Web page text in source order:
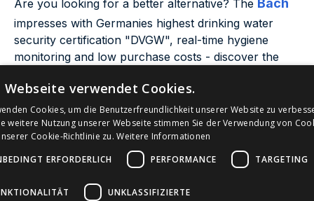
Are you looking for a better alternative? The Bach
impresses with Germanies highest drinking water
security certification "DVGW", real-time hygiene
monitoring and low purchase costs - discover the
Angebot anfragen
Webseite verwendet Cookies.
Cookies, um die Benutzerfreundlichkeit unserer Website zu
weitere Nutzung unserer Webseite stimmen Sie der Verwendung von
Cookie-Richtlinie zu. Weitere Informationen
ERFORDERLICH
PERFORMANCE TARGETING
UNKLASSIFIZIERTE